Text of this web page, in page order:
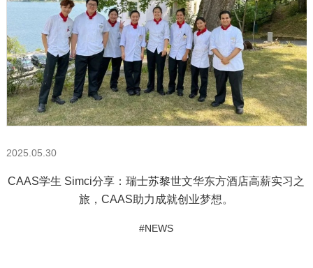
2025.05.30
CAAS学生 Simci分享：瑞士苏黎世文华东方酒店高薪实习之
旅，CAAS助力成就创业梦想。
#NEWS